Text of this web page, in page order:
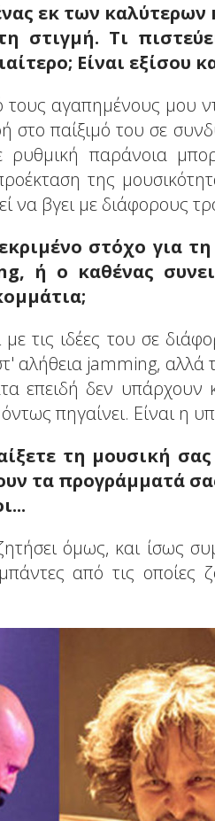
εκ των
στιγμή. Τι
Είναι εξίσου
τους αγαπημένους μου
στο παίξιμό του σε
ρυθμική παράνοια
της
να βγει με διάφορους
στόχο για
ή ο καθένας
τις ιδέες του σε
αλήθεια jamming, αλλά
επειδή δεν
πηγαίνει. Είναι η
τη μουσική
τα προγράμματά
όμως, και ίσως
από τις οποίες